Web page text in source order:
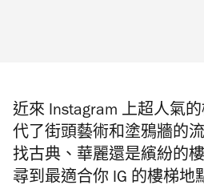
近來 Instagram 上超人氣
代了街頭藝術和塗鴉牆的
找古典、華麗還是繽紛的
尋到最適合你 IG 的樓梯地